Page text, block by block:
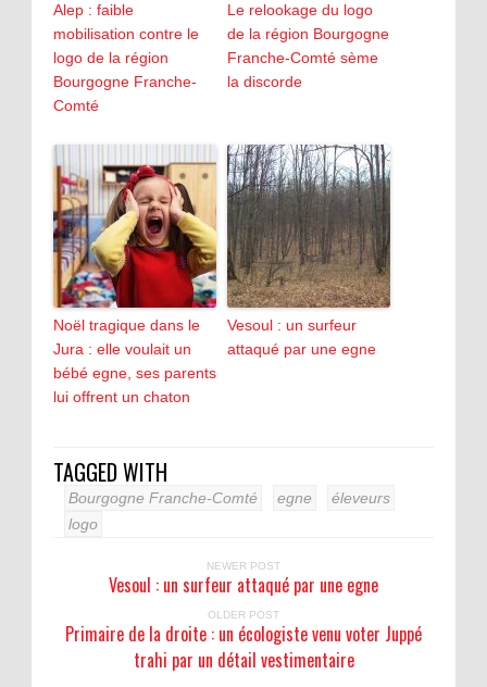
Alep : faible
mobilisation contre le
logo de la région
Bourgogne Franche-
Comté
Le relookage du logo
de la région Bourgogne
Franche-Comté sème
la discorde
Noël tragique dans le
Jura : elle voulait un
bébé egne, ses parents
lui offrent un chaton
Vesoul : un surfeur
attaqué par une egne
TAGGED WITH
Bourgogne Franche-Comté egne
éleveurs
logo
NEWER POST
Vesoul : un surfeur attaqué par une egne
OLDER POST
Primaire de la droite : un écologiste venu voter Juppé
trahi par un détail vestimentaire